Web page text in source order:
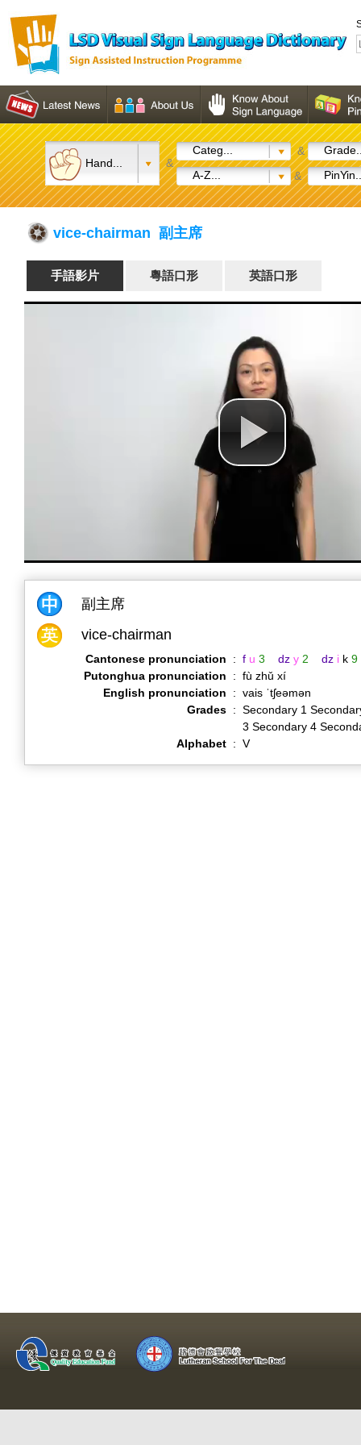
Hand... &
Categ... &
A-Z...
&
vice-chairman 副主席
手語影片 粵語口形 英語口形
副主席
vice-chairman
Cantonese pronunciation : f u 3 dz y 2 dz i k 9
Putonghua pronunciation
: fù zhǔ xí
English pronunciation
: vais ˈtʃeəmən
Grades : Secondary 1
3 Secondary 4
Alphabet : V